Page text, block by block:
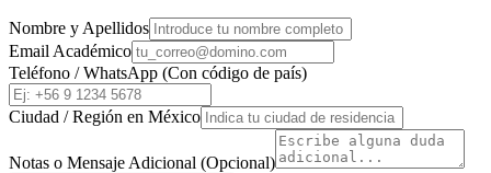
Nombre y Apellidos
Email Académico
Teléfono / WhatsApp (Con código de país)
Ciudad / Región en México
Notas o Mensaje Adicional (Opcional)